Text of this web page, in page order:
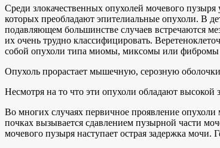
Среди злокачественных опухолей мочевого
которых преобладают эпителиальные опухоли. В
подавляющем большинстве случаев встречаются
их очень трудно классифицировать.
собой опухоли типа миомы, миксомы или фибромы с
Опухоль прорастает мышечную, серозную
Несмотря на то что эти опухоли обладают
Во многих случаях первичное проявление
почках вызывается сдавлением пузырной части
мочевого пузыря наступает острая задержка мочи.